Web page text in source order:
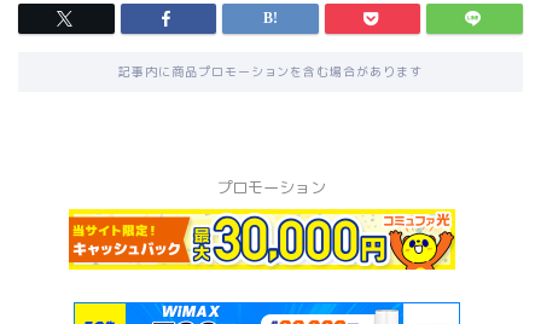
記事内に商品プロモーションを含む場合があります
プロモーション